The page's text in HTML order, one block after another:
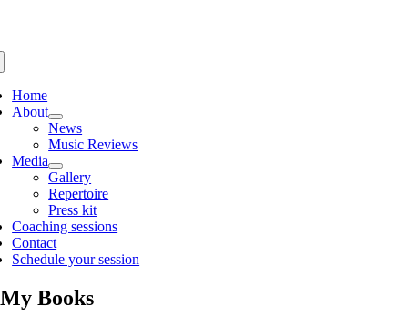
Home
About
News
Music Reviews
Media
Gallery
Repertoire
Press kit
Coaching sessions
Contact
Schedule your session
My Books